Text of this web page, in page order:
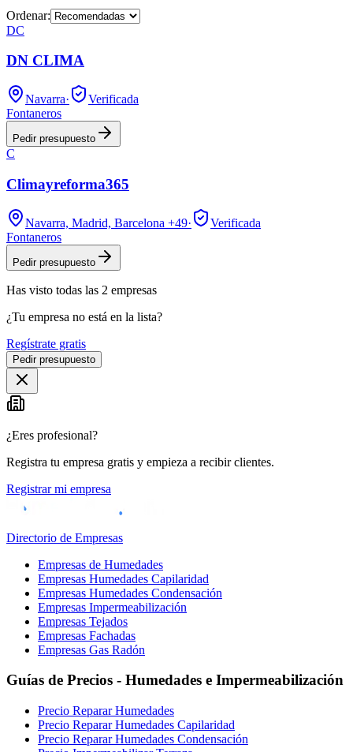
Ordenar:
DC
DN CLIMA
Navarra·
Verificada
Fontaneros
Pedir presupuesto
C
Climayreforma365
Navarra, Madrid, Barcelona +49·
Verificada
Fontaneros
Pedir presupuesto
Has visto todas las 2 empresas
¿Tu empresa no está en la lista?
Regístrate gratis
Pedir presupuesto
¿Eres profesional?
Registra tu empresa gratis y empieza a recibir clientes.
Registrar mi empresa
Directorio de Empresas
Empresas de Humedades
Empresas Humedades Capilaridad
Empresas Humedades Condensación
Empresas Impermeabilización
Empresas Tejados
Empresas Fachadas
Empresas Gas Radón
Guías de Precios - Humedades e Impermeabilización
Precio Reparar Humedades
Precio Reparar Humedades Capilaridad
Precio Reparar Humedades Condensación